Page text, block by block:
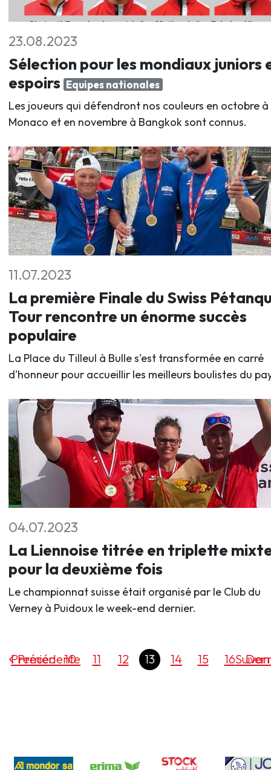
23.08.2023
Sélection pour les mondiaux juniors
espoirs Equipes nationales
Les joueurs qui défendront nos couleurs en octobre à
Monaco et en novembre à Bangkok sont connus.
11.07.2023
La première Finale du Swiss
Tour rencontre un énorme succès
populaire
La Place du Tilleul à Bulle s'est transformée en carré
d'honneur pour accueillir les meilleurs boulistes du
04.07.2023
La Liennoise titrée en triplette
pour la deuxième fois
Le championnat suisse était organisé par le Club du
Verney à Puidoux le week-end dernier.
Précédente
Premier 10 11 12 13 14 15 16